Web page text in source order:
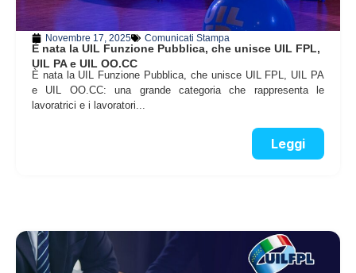
Novembre 17, 2025 Comunicati Stampa
È nata la UIL Funzione Pubblica, che unisce UIL FPL,
UIL PA e UIL OO.CC
È nata la UIL Funzione Pubblica, che unisce UIL FPL, UIL PA
e UIL OO.CC: una grande categoria che rappresenta le
lavoratrici e i lavoratori...
Leggi